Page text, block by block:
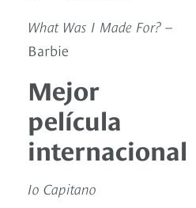
What Was I Made For? –
Barbie
Mejor
película
internacional
Io Capitano